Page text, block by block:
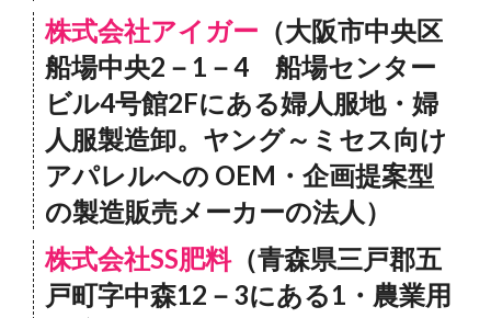
株式会社アイガー （大阪市中央区
船場中央2－1－4 船場センター
ビル4号館2Fにある婦人服地・婦
人服製造卸。ヤング～ミセス向け
アパレルへの OEM・企画提案型
の製造販売メーカーの法人）
株式会社SS肥料（青森県三戸郡五
戸町字中森12－3にある1・農業用